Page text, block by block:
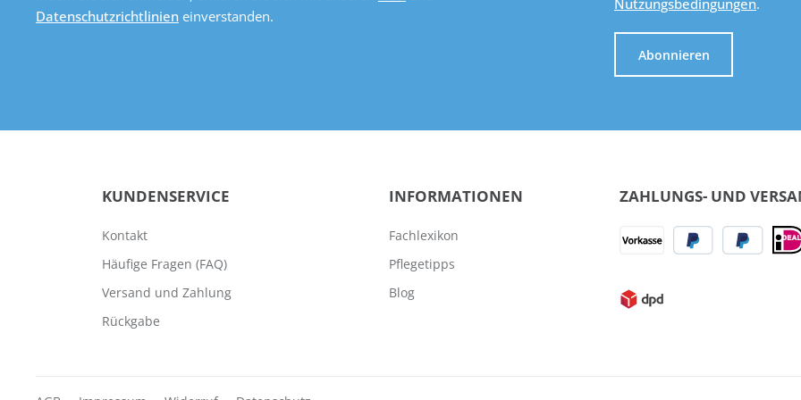
Datenschutzrichtlinien einverstanden.
Nutzungsbedingungen.
Abonnieren
KUNDENSERVICE
Kontakt
Häufige Fragen (FAQ)
Versand und Zahlung
Rückgabe
INFORMATIONEN
Fachlexikon
Pflegetipps
Blog
ZAHLUNGS- UND